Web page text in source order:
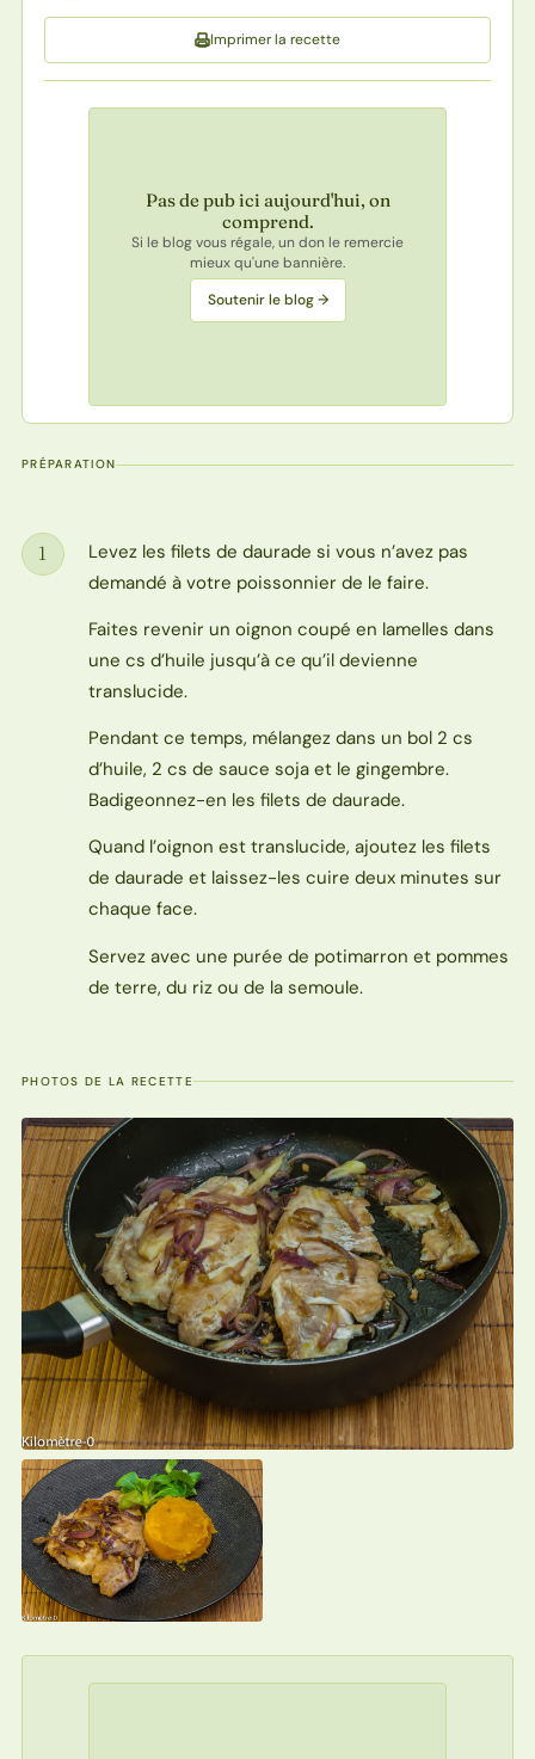
Imprimer la recette
Pas de pub ici aujourd'hui, on
comprend.
Si le blog vous régale, un don le remercie
mieux qu'une bannière.
Soutenir le blog →
PRÉPARATION
Étape
1
Levez les filets de daurade si vous n’avez pas
demandé à votre poissonnier de le faire.
Faites revenir un oignon coupé en lamelles dans
une cs d’huile jusqu’à ce qu’il devienne
translucide.
Pendant ce temps, mélangez dans un bol 2 cs
d’huile, 2 cs de sauce soja et le gingembre.
Badigeonnez-en les filets de daurade.
Quand l’oignon est translucide, ajoutez les filets
de daurade et laissez-les cuire deux minutes sur
chaque face.
Servez avec une purée de potimarron et pommes
de terre, du riz ou de la semoule.
PHOTOS DE LA RECETTE